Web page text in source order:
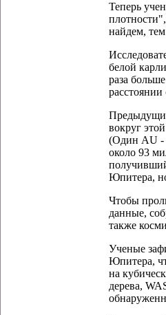
Теперь
найдем,
белой
раза
вокруг
(Один AU -
около 93
Юпитера,
Чтобы
данные,
также
Ученые
Юпитера,
на
дерева,